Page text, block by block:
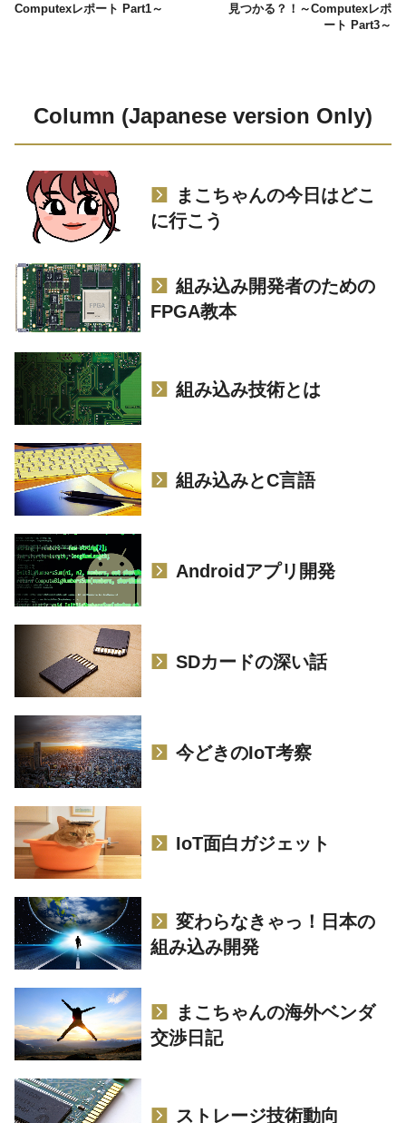
Computexレポート Part1～
見つかる？！～Computexレポ
ート Part3～
Column (Japanese version Only)
まこちゃんの今日はどこ
に行こう
組み込み開発者のための
FPGA教本
組み込み技術とは
組み込みとC言語
Androidアプリ開発
SDカードの深い話
今どきのIoT考察
IoT面白ガジェット
変わらなきゃっ！日本の
組み込み開発
まこちゃんの海外ベンダ
交渉日記
ストレージ技術動向